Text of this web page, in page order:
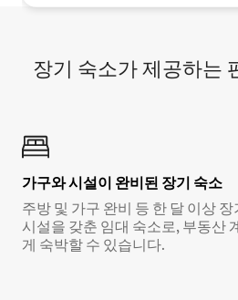
장기 숙소가 제공하는
가구와 시설이 완비된 장기 숙소
주방 및 가구 완비 등 한 달 이상
시설을 갖춘 임대 숙소로, 부동산
게 숙박할 수 있습니다.